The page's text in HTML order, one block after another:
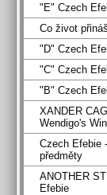
"E" Czech
Co život
"D" Czech
"C" Czech
"B" Czech
XANDER
Wendigo's
Czech Efebie
předměty
ANOTHER
Efebie